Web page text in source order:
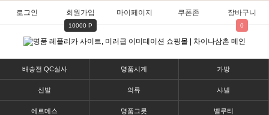
로그인 회원가입
10000 P
마이페이지 쿠폰존 장바구니
0
배송전 QC실사 명품시계 가방
신발 의류 샤넬
에르메스 명품그릇 벨루티